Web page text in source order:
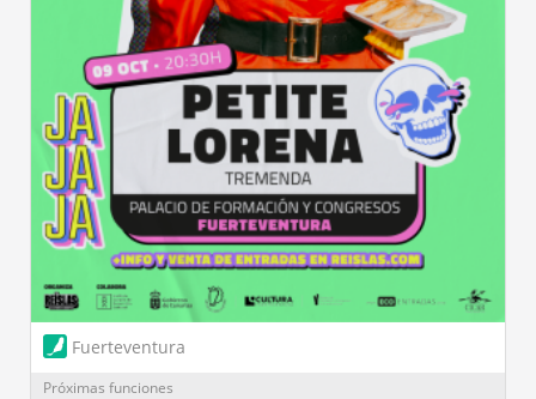
Fuerteventura
Próximas funciones